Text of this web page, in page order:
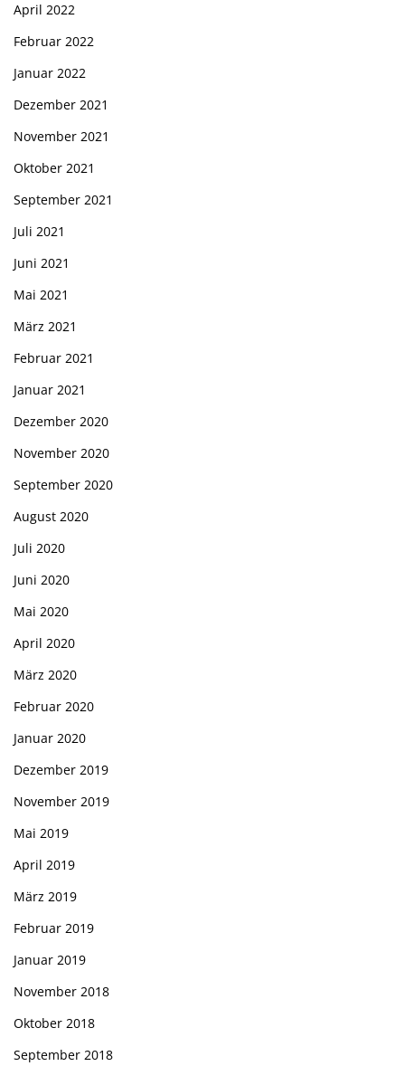
April 2022
Februar 2022
Januar 2022
Dezember 2021
November 2021
Oktober 2021
September 2021
Juli 2021
Juni 2021
Mai 2021
März 2021
Februar 2021
Januar 2021
Dezember 2020
November 2020
September 2020
August 2020
Juli 2020
Juni 2020
Mai 2020
April 2020
März 2020
Februar 2020
Januar 2020
Dezember 2019
November 2019
Mai 2019
April 2019
März 2019
Februar 2019
Januar 2019
November 2018
Oktober 2018
September 2018